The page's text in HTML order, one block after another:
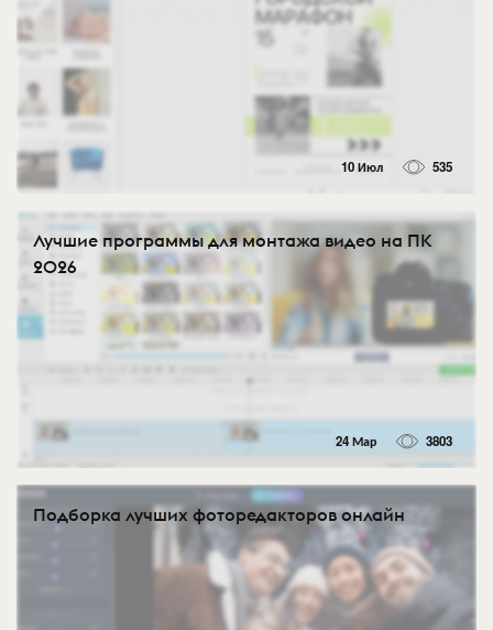
10 Июл 535
Лучшие программы для монтажа видео на ПК
2026
24 Мар 3803
Подборка лучших фоторедакторов онлайн